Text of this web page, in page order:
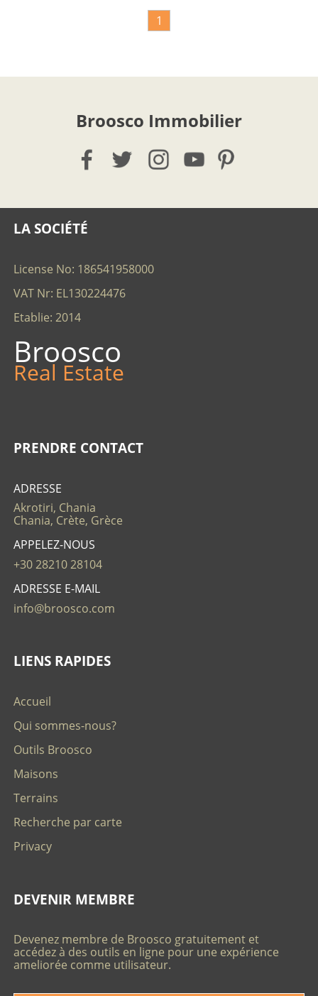
1
Broosco Immobilier
LA SOCIÉTÉ
License No: 186541958000
VAT Nr: EL130224476
Etablie: 2014
Broosco
Real Estate
PRENDRE CONTACT
ADRESSE
Akrotiri, Chania
Chania, Crète, Grèce
APPELEZ-NOUS
+30 28210 28104
ADRESSE E-MAIL
info@broosco.com
LIENS RAPIDES
Accueil
Qui sommes-nous?
Outils Broosco
Maisons
Terrains
Recherche par carte
Privacy
DEVENIR MEMBRE
Devenez membre de Broosco gratuitement et
accédez à des outils en ligne pour une expérience
ameliorée comme utilisateur.